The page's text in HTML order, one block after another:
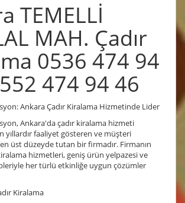
TEMELLİ
MAH. Çadır
0536 474 94
474 94 46
Ankara Çadır Kiralama Hizmetinde Lider
Ankara'da çadır kiralama hizmeti
yıllardır faaliyet gösteren ve müşteri
üst düzeyde tutan bir firmadır. Firmanın
hizmetleri, geniş ürün yelpazesi ve
her türlü etkinliğe uygun çözümler
Kiralama